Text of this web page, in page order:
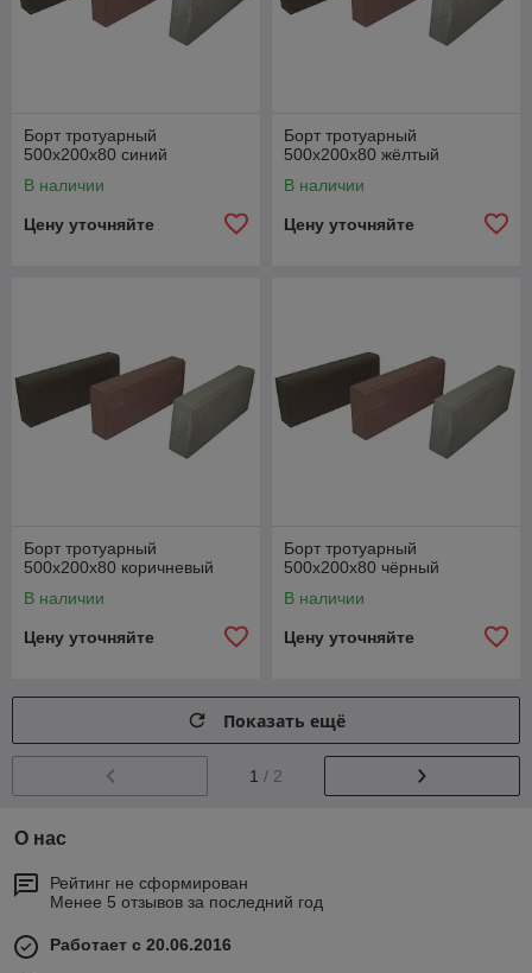
Борт тротуарный
500х200х80 синий
В наличии
Цену уточняйте
Борт тротуарный
500х200х80 жёлтый
В наличии
Цену уточняйте
Борт тротуарный
500х200х80 коричневый
В наличии
Цену уточняйте
Борт тротуарный
500х200х80 чёрный
В наличии
Цену уточняйте
Показать ещё
1 / 2
О нас
Рейтинг не сформирован
Менее 5 отзывов за последний год
Работает с 20.06.2016